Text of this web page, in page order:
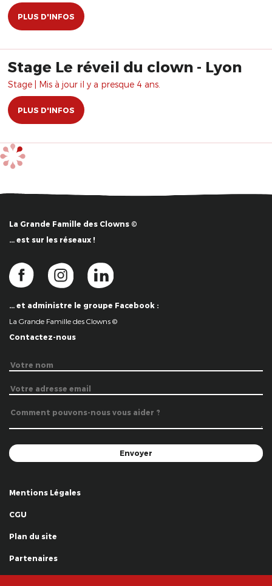
PLUS D'INFOS
Stage Le réveil du clown - Lyon
Stage | Mis à jour il y a presque 4 ans.
PLUS D'INFOS
La Grande Famille des Clowns ©
… est sur les réseaux !
… et administre le groupe Facebook :
La Grande Famille des Clowns ©
Contactez-nous
Mentions Légales
CGU
Plan du site
Partenaires